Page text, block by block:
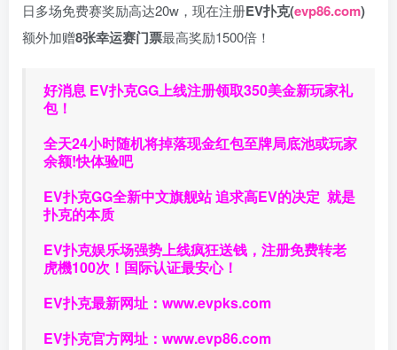
日多场免费赛奖励高达20w，现在注册EV扑克(evp86.com)
额外加赠8张幸运赛门票最高奖励1500倍！
好消息 EV扑克GG上线注册领取350美金新玩家礼
包！
全天24小时随机将掉落现金红包至牌局底池或玩家
余额!快体验吧
EV扑克GG全新中文旗舰站追求高EV的决定 就是
扑克的本质
EV扑克娱乐场强势上线疯狂送钱，注册免费转老
虎機100次！国际认证最安心！
EV扑克最新网址： www.evpks.com
EV扑克官方网址： www.evp86.com